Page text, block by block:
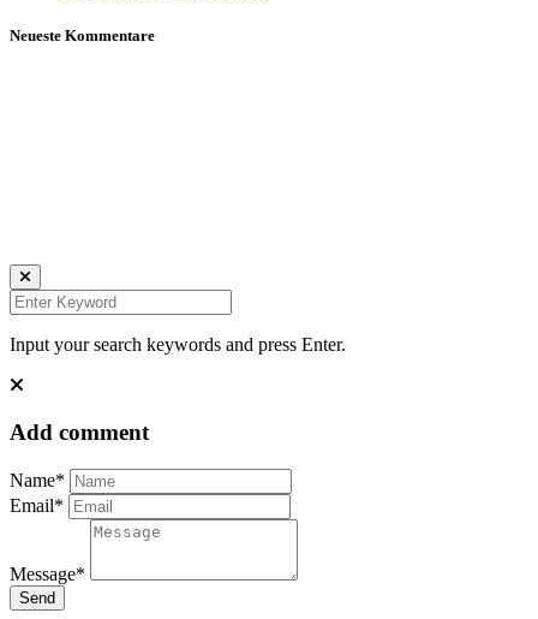
Neueste Kommentare
Input your search keywords and press Enter.
Add comment
Name*
Email*
Message*
Send